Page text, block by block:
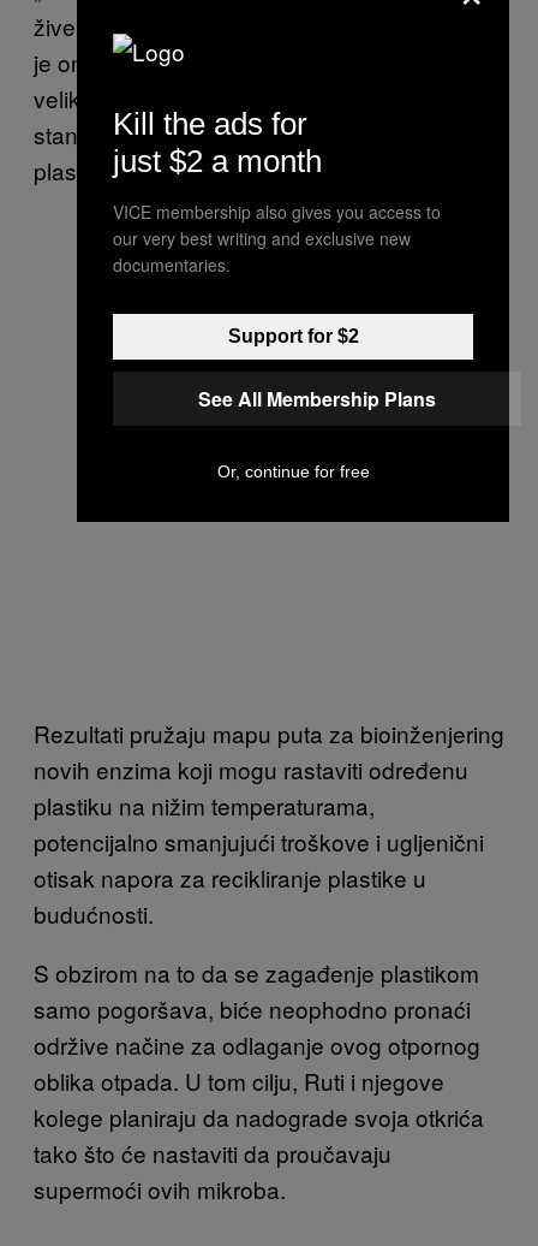
žive mikroorganizmi koji vare plastiku“, dodao
je on, kao i da su bili „iznenađeni otkrivši da je
veliki deo testiranih sojeva mikroba bio u
stanju da razgradi barem jednu od testiranih
plastika“.
Rezultati pružaju mapu puta za bioinženjering
novih enzima koji mogu rastaviti određenu
plastiku na nižim temperaturama,
potencijalno smanjujući troškove i ugljenični
otisak napora za recikliranje plastike u
budućnosti.
S obzirom na to da se zagađenje plastikom
samo pogoršava, biće neophodno pronaći
održive načine za odlaganje ovog otpornog
oblika otpada. U tom cilju, Ruti i njegove
kolege planiraju da nadograde svoja otkrića
tako što će nastaviti da proučavaju
supermoći ovih mikroba.
Kill the ads for
just $2 a month
VICE membership also gives you access to
our very best writing and exclusive new
documentaries.
Support for $2
See All Membership Plans
Or, continue for free